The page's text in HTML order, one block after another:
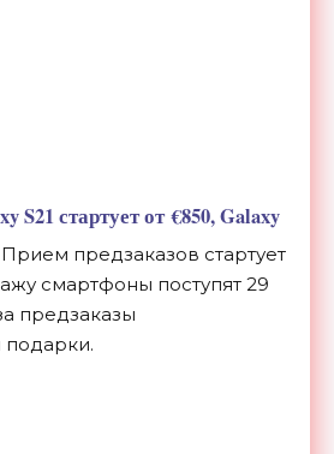
S21 стартует от €850, Galaxy
Прием предзаказов стартует
смартфоны поступят 29
предзаказы